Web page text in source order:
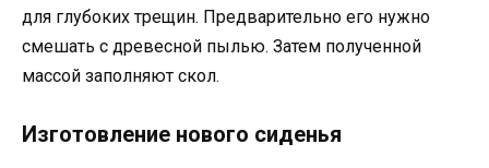
для глубоких трещин. Предварительно его нужно
смешать с древесной пылью. Затем полученной
массой заполняют скол.
Изготовление нового сиденья